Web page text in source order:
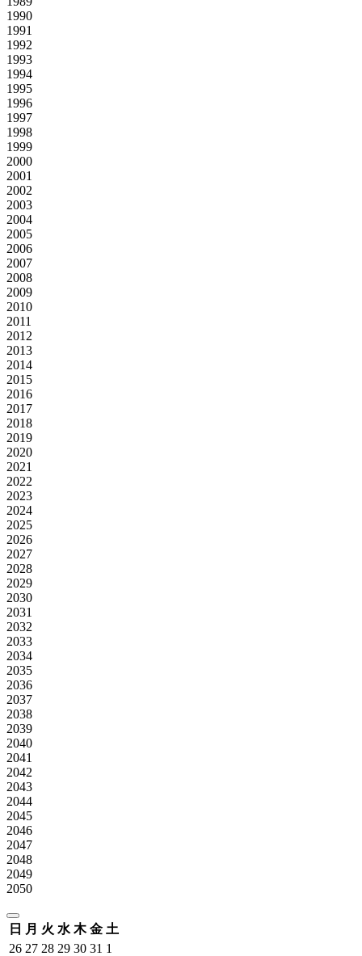
1990
1991
1992
1993
1994
1995
1996
1997
1998
1999
2000
2001
2002
2003
2004
2005
2006
2007
2008
2009
2010
2011
2012
2013
2014
2015
2016
2017
2018
2019
2020
2021
2022
2023
2024
2025
2026
2027
2028
2029
2030
2031
2032
2033
2034
2035
2036
2037
2038
2039
2040
2041
2042
2043
2044
2045
2046
2047
2048
2049
2050
日 月 火 水 木 金 土
26 27 28 29 30 31 1